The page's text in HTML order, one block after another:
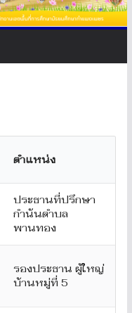
ตำแหน่ง
ประธานที่ปรึกษา
กำนันตำบล
พานทอง
รองประธาน ผู้ใหญ่
บ้านหมู่ที่ 5